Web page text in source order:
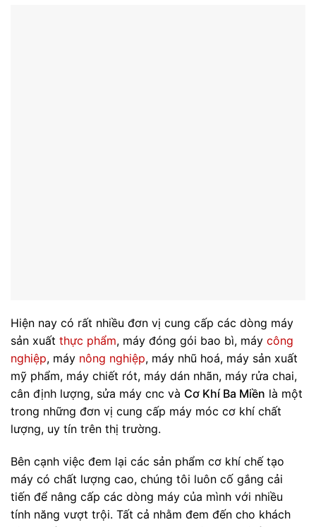
Hiện nay có rất nhiều đơn vị cung cấp các dòng máy
sản xuất thực phẩm, máy đóng gói bao bì, máy công
nghiệp, máy nông nghiệp, máy nhũ hoá, máy sản xuất
mỹ phẩm, máy chiết rót, máy dán nhãn, máy rửa chai,
cân định lượng, sửa máy cnc và Cơ Khí Ba Miền là một
trong những đơn vị cung cấp máy móc cơ khí chất
lượng, uy tín trên thị trường.
Bên cạnh việc đem lại các sản phẩm cơ khí chế tạo
máy có chất lượng cao, chúng tôi luôn cố gắng cải
tiến để nâng cấp các dòng máy của mình với nhiều
tính năng vượt trội. Tất cả nhằm đem đến cho khách